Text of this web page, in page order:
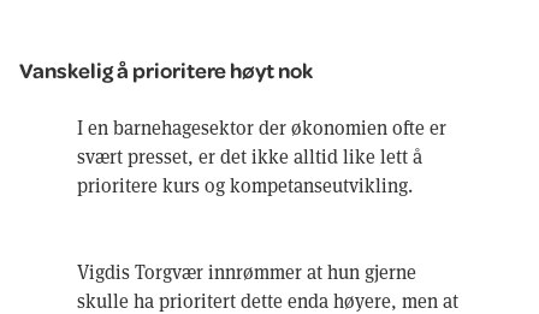
Vanskelig å prioritere høyt nok
I en barnehagesektor der økonomien ofte er
svært presset, er det ikke alltid like lett å
prioritere kurs og kompetanseutvikling.
Vigdis Torgvær innrømmer at hun gjerne
skulle ha prioritert dette enda høyere, men at